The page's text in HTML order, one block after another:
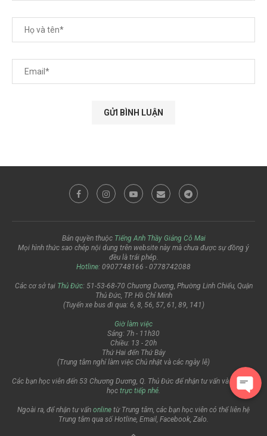
Bản quyền thuộc Tiếng Anh Thầy Giảng Cô Mai
Mọi hình thức sao chép nội dung trên website này mà chưa được sự đồng ý
đều là trái phép.
Hotline: 0907748166 - 0778742088
Các cơ sở tại Thủ Đức: 51-53-68-70 Chương Dương, Phường Linh Chiểu, Quận
Thủ Đức, TP. Hồ Chí Minh
(Tuyến xe bus đi qua: 6, 8, 56, 57, 61, 89, 141)
Giờ làm việc
Sáng: 7h - 11h30
Chiều: 13 - 20h
Thứ Hai đến Thứ Bảy
(Trung tâm nghỉ làm việc Chủ nhật và các ngày lễ)
Các bạn học viên đến 53 Chương Dương, Q. Thủ Đức để nhận tư vấn và đăng ký
học trực tiếp nhé.
Ngoài ra, để nhận tư vấn online từ Trung tâm, các bạn học viên có thể liên hệ
Trung tâm qua số Hotline, Email, Facebook, Zalo.